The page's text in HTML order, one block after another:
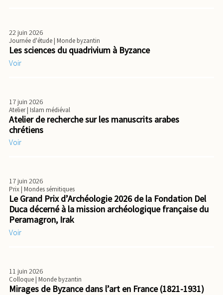
22 juin 2026
Journée d'étude| Monde byzantin
Les sciences du quadrivium à Byzance
Voir
17 juin 2026
Atelier| Islam médiéval
Atelier de recherche sur les manuscrits arabes
chrétiens
Voir
17 juin 2026
Prix| Mondes sémitiques
Le Grand Prix d’Archéologie 2026 de la Fondation Del
Duca décerné à la mission archéologique française du
Peramagron, Irak
Voir
11 juin 2026
Colloque| Monde byzantin
Mirages de Byzance dans l’art en France (1821-1931)